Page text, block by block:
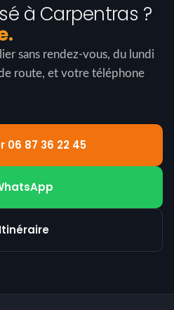
à Carpentras ?
sans rendez-vous, du lundi
route, et votre téléphone
06 87 36 22 45